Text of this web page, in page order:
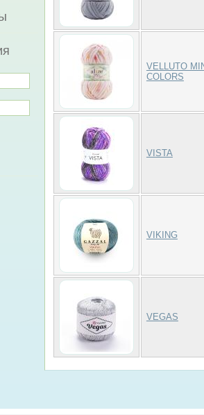
VELLUTO
COLORS
VISTA
VIKING
VEGAS